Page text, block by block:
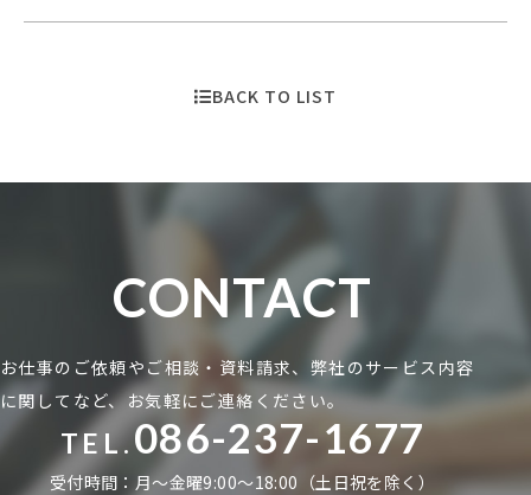
BACK TO LIST
CONTACT
お仕事のご依頼やご相談・資料請求、弊社のサービス内容
に関してなど、お気軽にご連絡ください。
TEL.086-237-1677
受付時間：月〜金曜9:00〜18:00（土日祝を除く）